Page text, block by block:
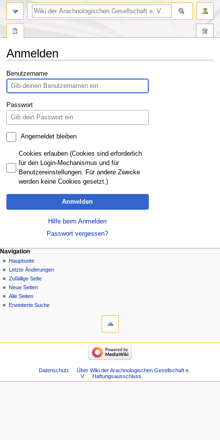
Anmelden
Zur
Navigation
springen
Zur
Suche
springen
Benutzername
Passwort
Angemeldet bleiben
Cookies erlauben (Cookies sind erforderlich
für den Login-Mechanismus und für
Benutzereinstellungen. Für andere Zwecke
werden keine Cookies gesetzt.)
Anmelden
Hilfe beim Anmelden
Passwort vergessen?
Navigation
Hauptseite
Letzte Änderungen
Zufällige Seite
Neue Seiten
Alle Seiten
Erweiterte Suche
Datenschutz
Über Wiki der Arachnologischen Gesellschaft e.
V.
Haftungsausschluss